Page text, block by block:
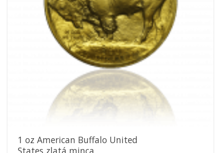
1 oz American Buffalo United
States zlatá minca